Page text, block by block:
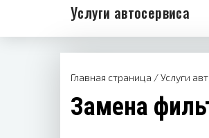
Услуги автосервиса
Главная страница /Услуги
Замена